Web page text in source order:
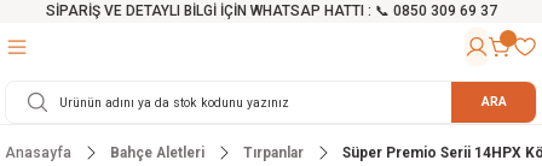
SİPARİŞ VE DETAYLI BİLGİ İÇİN WHATSAP HATTI : 📞 0850 309 69 37
Testereler
Cihazları
ve Arabalar
Malzemeleri ARA
Anasayfa Bahçe Aletleri Tırpanlar Süper Premio Serii 14HPX